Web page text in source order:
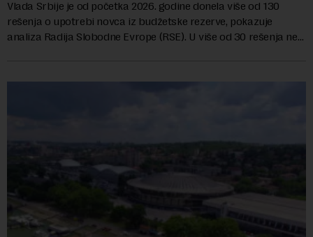
Vlada Srbije je od početka 2026. godine donela više od 130
rešenja o upotrebi novca iz budžetske rezerve, pokazuje
analiza Radija Slobodne Evrope (RSE). U više od 30 rešenja ne